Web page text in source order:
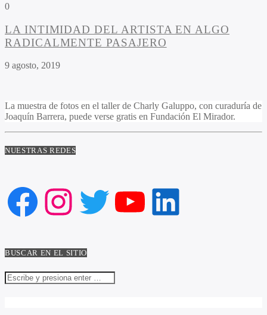
0
LA INTIMIDAD DEL ARTISTA EN ALGO
RADICALMENTE PASAJERO
9 agosto, 2019
La muestra de fotos en el taller de Charly Galuppo, con curaduría de
Joaquín Barrera, puede verse gratis en Fundación El Mirador.
NUESTRAS REDES
Facebook
Instagram
Twitter
YouTube
LinkedIn
BUSCAR EN EL SITIO